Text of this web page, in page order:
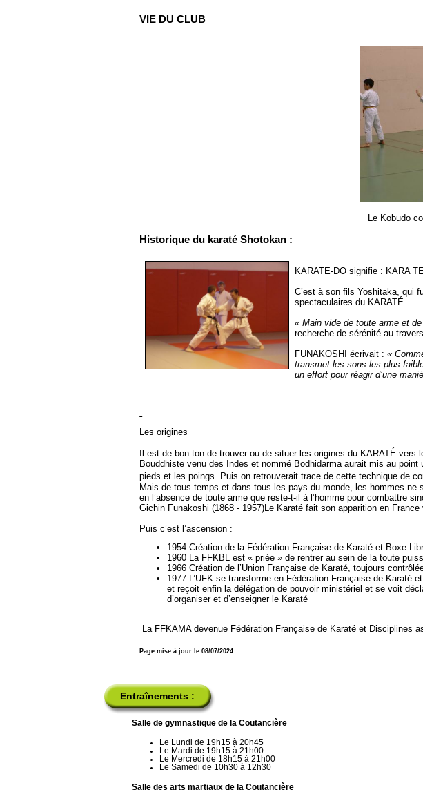
VIE DU CLUB
Le Kobudo
Historique du karaté Shotokan :
KARATE-DO signifie : KARA
C’est à son fils Yoshitaka, qui
spectaculaires du KARATÉ.
« Main vide de toute arme et
recherche de sérénité au
FUNAKOSHI écrivait :«
transmet les sons les plus
un effort pour réagir d’une
Les origines
Il est de bon ton de trouver ou de situer les origines du KARATÉ vers
Bouddhiste venu des Indes et nommé Bodhidarma aurait mis au
pieds et les poings. Puis on retrouverait trace de cette technique de
Mais de tous temps et dans tous les pays du monde, les hommes ne
en l’absence de toute arme que reste-t-il à l’homme pour combattre
Gichin Funakoshi (1868 - 1957)Le Karaté fait son apparition en France
Puis c’est l’ascension :
1954 Création de la Fédération Française de Karaté et Boxe
1960 La FFKBL est « priée » de rentrer au sein de la toute
1966 Création de l’Union Française de Karaté, toujours
1977 L’UFK se transforme en Fédération Française de Karaté
et reçoit enfin la délégation de pouvoir ministériel et se voit
d’organiser et d’enseigner le Karaté
La FFKAMA devenue Fédération Française de Karaté et Disciplines
Page mise à jour le 08/07/2024
Entraînements :
Salle de gymnastique de la Coutancière
Le Lundi de 19h15 à 20h45
Le Mardi de 19h15 à 21h00
Le Mercredi de 18h15 à 21h00
Le Samedi de 10h30 à 12h30
Salle des arts martiaux de la Coutancière